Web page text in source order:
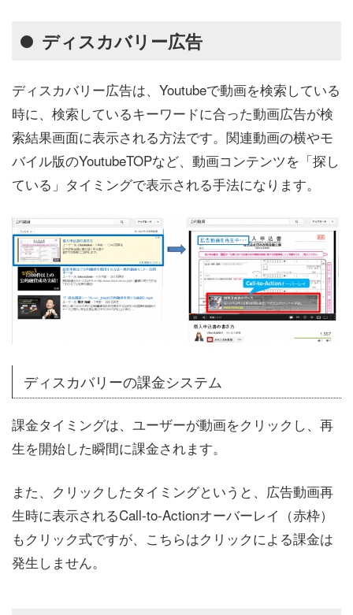
ディスカバリー広告
ディスカバリー広告は、Youtubeで動画を検索している
時に、検索しているキーワードに合った動画広告が検
索結果画面に表示される方法です。関連動画の横やモ
バイル版のYoutubeTOPなど、動画コンテンツを「探し
ている」タイミングで表示される手法になります。
ディスカバリーの課金システム
課金タイミングは、ユーザーが動画をクリックし、再
生を開始した瞬間に課金されます。
また、クリックしたタイミングというと、広告動画再
生時に表示されるCall-to-Actionオーバーレイ（赤枠）
もクリック式ですが、こちらはクリックによる課金は
発生しません。